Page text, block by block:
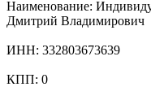
Наименование:
Дмитрий Владимирович
ИНН: 332803673639
КПП: 0